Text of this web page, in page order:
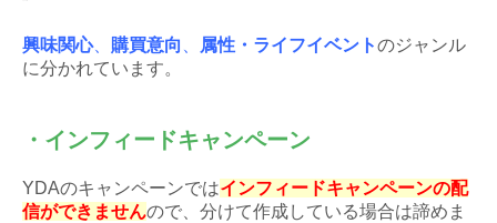
興味関心、 購買意向 属性・ライフイベントのジャンル
に分かれています。
・インフィードキャンペーン
YDAのキャンペーンではインフィードキャンペーンの配
信ができませんので、分けて作成している場合は諦めま